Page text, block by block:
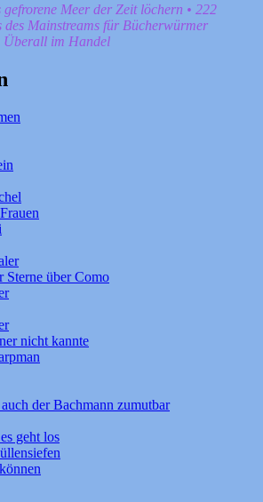
Meer der Zeit löchern • 222
des Mainstreams für Bücherwürmer
Überall im Handel
Sterne über Como
nicht kannte
der Bachmann zumutbar
geht los